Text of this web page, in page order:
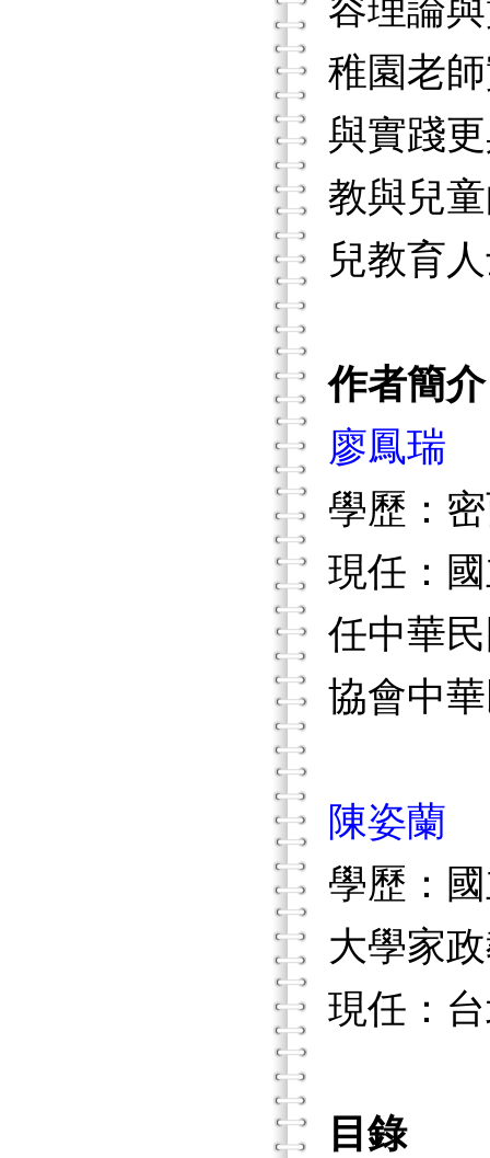
容理論
稚園老
與實踐
教與兒
兒教育
作者簡介
廖鳳瑞
學歷：
現任：
任中華
協會中
陳姿蘭
學歷：
大學家
現任：
目錄